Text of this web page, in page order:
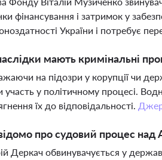
фінансування і затримок у
України і потребує
мають кримінальні
на підозри у корупції чи
участь у політичному процесі.
їх до відповідальності.
про судовий процес над
Деркач обвинувачується у